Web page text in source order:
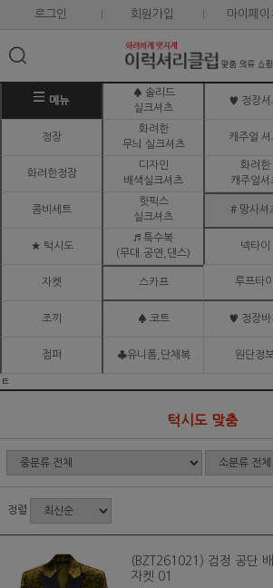
로그인 회원가입 마이페이
메뉴
♠ 솔리드
실크셔츠
♥ 정장셔
정장
화려한
무늬 실크셔츠
캐주얼 셔
화려한정장
디자인
배색실크셔츠
화려한
캐주얼셔
콤비세트
핫픽스
실크셔츠
# 망사셔
★ 턱시도
♬ 특수복
(무대.공연,댄스)
넥타이
자켓 스카프 루프타이
조끼 ♠ 코트 ♥ 정장바
점퍼 ♣유니폼,단체복 원단정
ㅌ
턱시도 맞춤
정렬
(BZT261021) 검정 공단
자켓 01